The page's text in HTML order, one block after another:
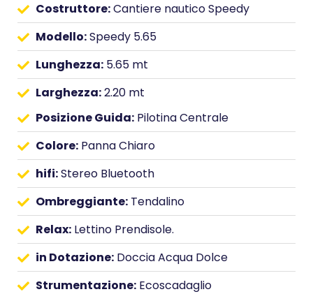
Costruttore:Cantiere nautico Speedy
Modello:Speedy 5.65
Lunghezza: 5.65 mt
Larghezza:2.20 mt
Posizione Guida: Pilotina Centrale
Colore: Panna Chiaro
hifi:Stereo Bluetooth
Ombreggiante: Tendalino
Relax: Lettino Prendisole.
in Dotazione: Doccia Acqua Dolce
Strumentazione: Ecoscadaglio